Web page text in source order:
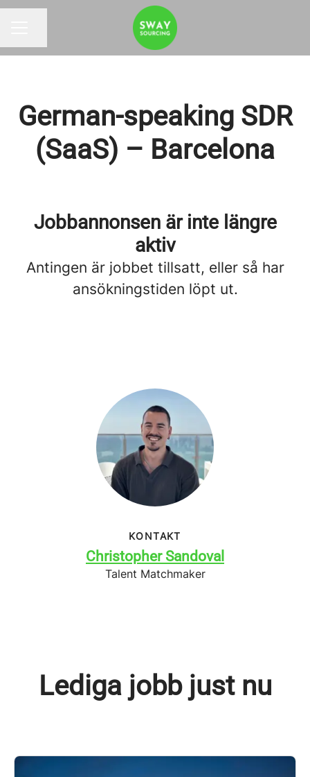
German-speaking SDR
(SaaS) – Barcelona
Jobbannonsen är inte längre
aktiv
Antingen är jobbet tillsatt, eller så har
ansökningstiden löpt ut.
KONTAKT
Christopher Sandoval
Talent Matchmaker
Lediga jobb just nu